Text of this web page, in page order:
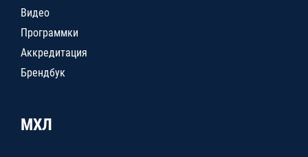
Видео
Программки
Аккредитация
Брендбук
МХЛ